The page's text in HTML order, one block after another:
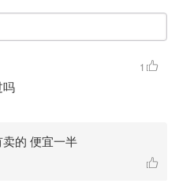
吗
1
的 便宜一半